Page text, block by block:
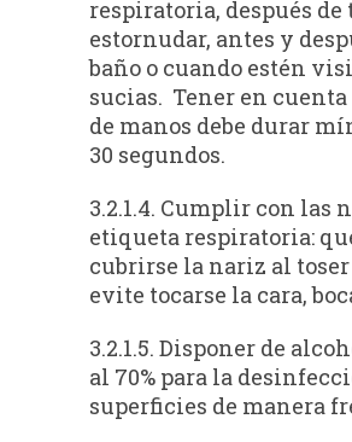
respiratoria, después de
estornudar, antes y
baño o cuando estén
sucias. Tener en
de manos debe durar
30 segundos.
3.2.1.4. Cumplir con las
etiqueta respiratoria:
cubrirse la nariz al
evite tocarse la cara,
3.2.1.5. Disponer de
al 70% para la
superficies de manera